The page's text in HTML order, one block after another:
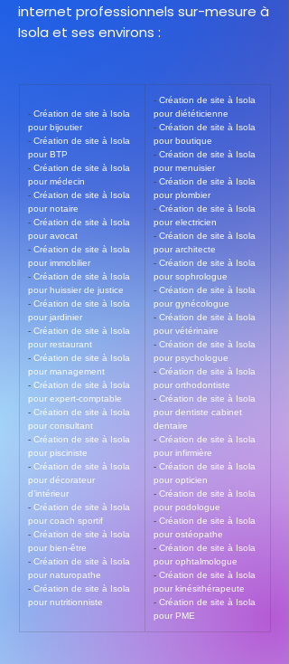
internet professionnels sur-mesure à
Isola et ses environs :
- Création de site à Isola
pour bijoutier
- Création de site à Isola
pour BTP
- Création de site à Isola
pour médecin
- Création de site à Isola
pour notaire
- Création de site à Isola
pour avocat
- Création de site à Isola
pour immobilier
- Création de site à Isola
pour huissier de justice
- Création de site à Isola
pour jardinier
- Création de site à Isola
pour restaurant
- Création de site à Isola
pour management
- Création de site à Isola
pour expert-comptable
- Création de site à Isola
pour consultant
- Création de site à Isola
pour pisciniste
- Création de site à Isola
pour décorateur
d’intérieur
- Création de site à Isola
pour coach sportif
- Création de site à Isola
pour bien-être
- Création de site à Isola
pour naturopathe
- Création de site à Isola
pour nutritionniste
- Création de site à Isola
pour diététicienne
- Création de site à Isola
pour boutique
- Création de site à Isola
pour menuisier
- Création de site à Isola
pour plombier
- Création de site à Isola
pour electricien
- Création de site à Isola
pour architecte
- Création de site à Isola
pour sophrologue
- Création de site à Isola
pour gynécologue
- Création de site à Isola
pour vétérinaire
- Création de site à Isola
pour psychologue
- Création de site à Isola
pour orthodontiste
- Création de site à Isola
pour dentiste cabinet
dentaire
- Création de site à Isola
pour infirmière
- Création de site à Isola
pour opticien
- Création de site à Isola
pour podologue
- Création de site à Isola
pour ostéopathe
- Création de site à Isola
pour ophtalmologue
- Création de site à Isola
pour kinésithérapeute
- Création de site à Isola
pour PME